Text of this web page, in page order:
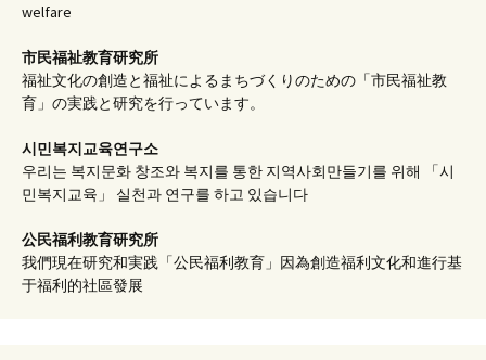
welfare
市民福祉教育研究所
福祉文化の創造と福祉によるまちづくりのための「市民福祉教
育」の実践と研究を行っています。
시민복지교육연구소
우리는 복지문화 창조와 복지를 통한 지역사회만들기를 위해 「시
민복지교육」 실천과 연구를 하고 있습니다
公民福利教育研究所
我們現在研究和実践「公民福利教育」因為創造福利文化和進行基
于福利的社區發展